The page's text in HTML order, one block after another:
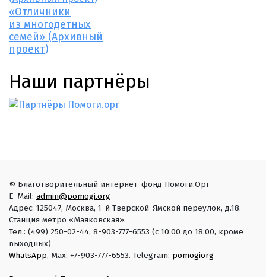
«Отличники
из многодетных
семей» (Архивный
проект)
Наши партнёры
© Благотворительный интернет-фонд Помоги.Орг
E-Mail: admin@pomogi.org
Адрес: 125047, Москва, 1-й Тверской-Ямской переулок, д.18.
Станция метро «Маяковская».
Тел.: (499) 250-02-44, 8-903-777-6553 (с 10:00 до 18:00, кроме
выходных)
WhatsApp, Max: +7-903-777-6553. Telegram: pomogiorg